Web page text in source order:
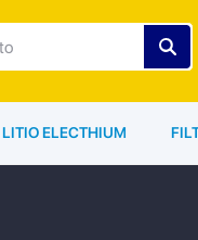
LITIO ELECTHIUM